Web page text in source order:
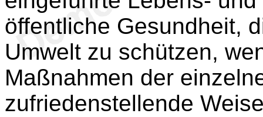
öffentliche Gesundheit,
Umwelt zu schützen,
Maßnahmen der
zufriedenstellende